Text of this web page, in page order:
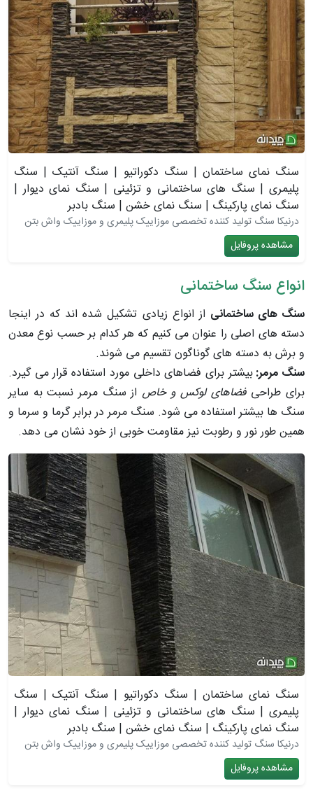
سنگ نمای ساختمان | سنگ دکوراتیو | سنگ آنتیک | سنگ
پلیمری | سنگ های ساختمانی و تزئینی | سنگ نمای دیوار |
سنگ نمای پارکینگ | سنگ نمای خشن | سنگ بادبر
درنیکا سنگ تولید کننده تخصصی موزاییک پلیمری و موزاییک واش بتن
مشاهده پروفایل
انواع سنگ ساختمانی
سنگ های ساختمانی از انواع زیادی تشکیل شده اند که در اینجا
دسته های اصلی را عنوان می کنیم که هر کدام بر حسب نوع معدن
و برش به دسته های گوناگون تقسیم می شوند.
سنگ مرمر:بیشتر برای فضاهای داخلی مورد استفاده قرار می گیرد.
برای طراحیفضاهای لوکس و خاص از سنگ مرمر نسبت به سایر
سنگ ها بیشتر استفاده می شود. سنگ مرمر در برابر گرما و سرما و
همین طور نور و رطوبت نیز مقاومت خوبی از خود نشان می دهد.
سنگ نمای ساختمان | سنگ دکوراتیو | سنگ آنتیک | سنگ
پلیمری | سنگ های ساختمانی و تزئینی | سنگ نمای دیوار |
سنگ نمای پارکینگ | سنگ نمای خشن | سنگ بادبر
درنیکا سنگ تولید کننده تخصصی موزاییک پلیمری و موزاییک واش بتن
مشاهده پروفایل